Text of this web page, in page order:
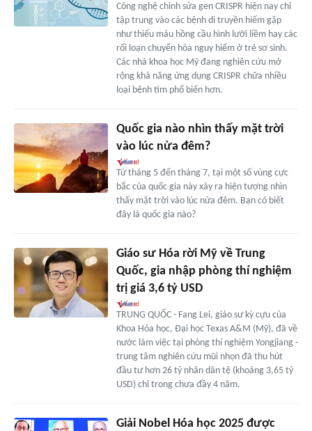
Công nghệ chỉnh sửa gen CRISPR hiện nay chỉ
tập trung vào các bệnh di truyền hiếm gặp
như thiếu máu hồng cầu hình lưỡi liềm hay các
rối loạn chuyển hóa nguy hiểm ở trẻ sơ sinh.
Các nhà khoa học Mỹ đang nghiên cứu mở
rộng khả năng ứng dụng CRISPR chữa nhiều
loại bệnh tim phổ biến hơn.
Quốc gia nào nhìn thấy mặt trời
vào lúc nửa đêm?
Từ tháng 5 đến tháng 7, tại một số vùng cực
bắc của quốc gia này xảy ra hiện tượng nhìn
thấy mặt trời vào lúc nửa đêm. Bạn có biết
đây là quốc gia nào?
Giáo sư Hóa rời Mỹ về Trung
Quốc, gia nhập phòng thí nghiệm
trị giá 3,6 tỷ USD
TRUNG QUỐC - Fang Lei, giáo sư kỳ cựu của
Khoa Hóa học, Đại học Texas A&M (Mỹ), đã về
nước làm việc tại phòng thí nghiệm Yongjiang -
trung tâm nghiên cứu mũi nhọn đã thu hút
đầu tư hơn 26 tỷ nhân dân tệ (khoảng 3,65 tỷ
USD) chỉ trong chưa đầy 4 năm.
Giải Nobel Hóa học 2025 được